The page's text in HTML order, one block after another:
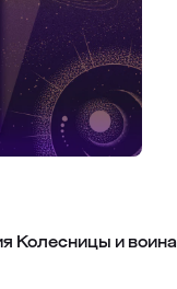
Колесницы и